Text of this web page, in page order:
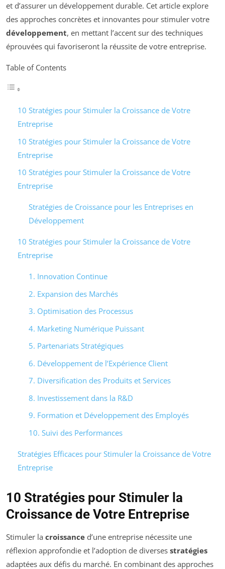
et d’assurer un développement durable. Cet article explore
des approches concrètes et innovantes pour stimuler votre
développement, en mettant l’accent sur des techniques
éprouvées qui favoriseront la réussite de votre entreprise.
Table of Contents
10 Stratégies pour Stimuler la Croissance de Votre
Entreprise
10 Stratégies pour Stimuler la Croissance de Votre
Entreprise
10 Stratégies pour Stimuler la Croissance de Votre
Entreprise
Stratégies de Croissance pour les Entreprises en
Développement
10 Stratégies pour Stimuler la Croissance de Votre
Entreprise
1. Innovation Continue
2. Expansion des Marchés
3. Optimisation des Processus
4. Marketing Numérique Puissant
5. Partenariats Stratégiques
6. Développement de l’Expérience Client
7. Diversification des Produits et Services
8. Investissement dans la R&D
9. Formation et Développement des Employés
10. Suivi des Performances
Stratégies Efficaces pour Stimuler la Croissance de Votre
Entreprise
10 Stratégies pour Stimuler la
Croissance de Votre Entreprise
Stimuler la croissance d’une entreprise nécessite une
réflexion approfondie et l’adoption de diverses stratégies
adaptées aux défis du marché. En combinant des approches